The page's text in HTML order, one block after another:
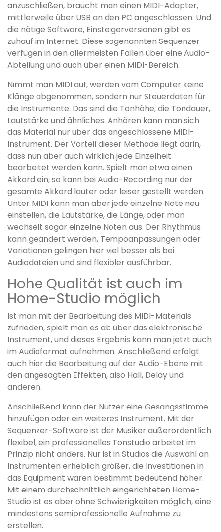
anzuschließen, braucht man einen MIDI-Adapter,
mittlerweile über USB an den PC angeschlossen. Und
die nötige Software, Einsteigerversionen gibt es
zuhauf im Internet. Diese sogenannten Sequenzer
verfügen in den allermeisten Fällen über eine Audio-
Abteilung und auch über einen MIDI-Bereich.
Nimmt man MIDI auf, werden vom Computer keine
Klänge abgenommen, sondern nur Steuerdaten für
die Instrumente. Das sind die Tonhöhe, die Tondauer,
Lautstärke und ähnliches. Anhören kann man sich
das Material nur über das angeschlossene MIDI-
Instrument. Der Vorteil dieser Methode liegt darin,
dass nun aber auch wirklich jede Einzelheit
bearbeitet werden kann. Spielt man etwa einen
Akkord ein, so kann bei Audio-Recording nur der
gesamte Akkord lauter oder leiser gestellt werden.
Unter MIDI kann man aber jede einzelne Note neu
einstellen, die Lautstärke, die Länge, oder man
wechselt sogar einzelne Noten aus. Der Rhythmus
kann geändert werden, Tempoanpassungen oder
Variationen gelingen hier viel besser als bei
Audiodateien und sind flexibler ausführbar.
Hohe Qualität ist auch im
Home-Studio möglich
Ist man mit der Bearbeitung des MIDI-Materials
zufrieden, spielt man es ab über das elektronische
Instrument, und dieses Ergebnis kann man jetzt auch
im Audioformat aufnehmen. Anschließend erfolgt
auch hier die Bearbeitung auf der Audio-Ebene mit
den angesagten Effekten, also Hall, Delay und
anderen.
Anschließend kann der Nutzer eine Gesangsstimme
hinzufügen oder ein weiteres Instrument. Mit der
Sequenzer-Software ist der Musiker außerordentlich
flexibel, ein professionelles Tonstudio arbeitet im
Prinzip nicht anders. Nur ist in Studios die Auswahl an
Instrumenten erheblich größer, die Investitionen in
das Equipment waren bestimmt bedeutend höher.
Mit einem durchschnittlich eingerichteten Home-
Studio ist es aber ohne Schwierigkeiten möglich, eine
mindestens semiprofessionelle Aufnahme zu
erstellen.